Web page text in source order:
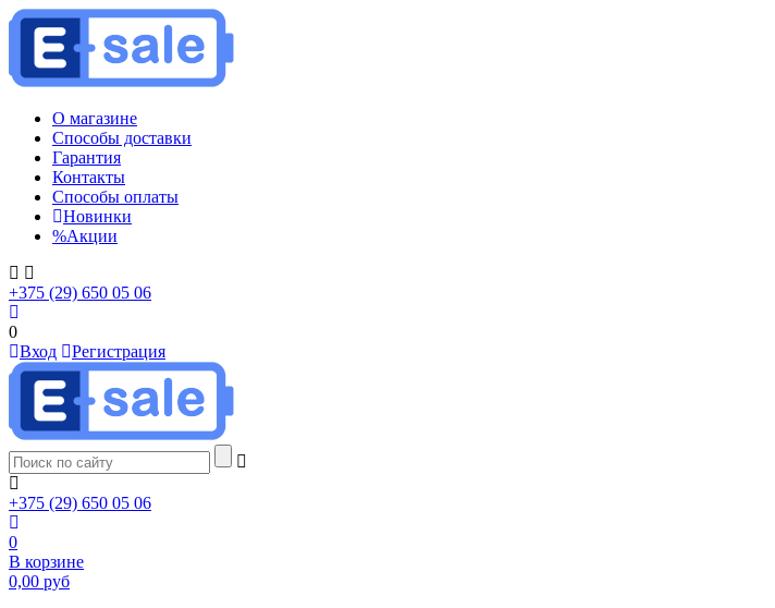
О магазине
Способы доставки
Гарантия
Контакты
Способы оплаты
Новинки
%Акции
+375 (29) 650 05 06
0
Вход
Регистрация
+375 (29) 650 05 06
0
В корзине
0,00 руб